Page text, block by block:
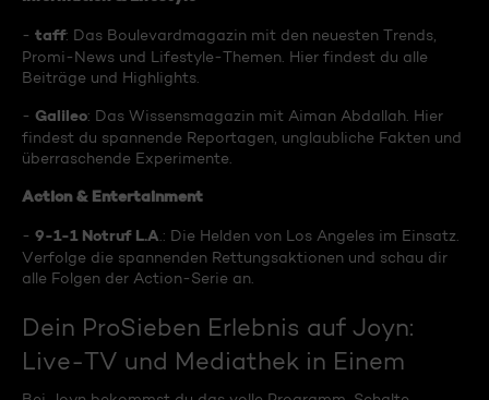
- taff: Das Boulevardmagazin mit den neuesten Trends,
Promi-News und Lifestyle-Themen. Hier findest du alle
Beiträge und Highlights.
- Galileo: Das Wissensmagazin mit Aiman Abdallah. Hier
findest du spannende Reportagen, unglaubliche Fakten und
überraschende Experimente.
Action & Entertainment
- 9-1-1 Notruf L.A .: Die Helden von Los Angeles im Einsatz.
Verfolge die spannenden Rettungsaktionen und schau dir
alle Folgen der Action-Serie an.
Dein ProSieben Erlebnis auf Joyn:
Live-TV und Mediathek in Einem